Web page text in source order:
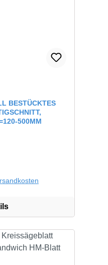
von 0 von 5 Sternen
BESTÜCKTES
500MM